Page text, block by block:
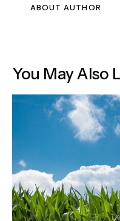
ABOUT AUTHOR
You May Also